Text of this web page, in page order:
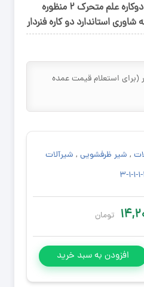
شیر سینک فنری ظرفشویی دوکاره علم متحرک ۲ منظوره
استاندارد دو کاره فنردار
(برای استعلام قیمت عمده
, شیر ظرفشویی , شیرآلات
تومان
افزودن به سبد خرید